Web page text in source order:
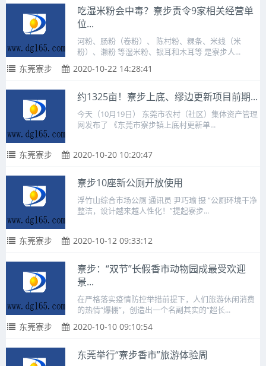
吃湿米粉会中毒？寮步责令9家相关经营单
位...
河粉、肠粉（卷粉）、 陈村粉、粿条、米线（米
粉）、濑粉 等湿米粉、银耳和木耳等 是寮步人...
东莞寮步 2020-10-22 14:28:41
约1325亩！寮步上底、缪边更新项目前期...
今天（10月19日） 东莞市农村（社区）集体资产管理
网发布了 《东莞市寮步镇上底村更新单...
东莞寮步 2020-10-20 10:20:47
寮步10座新公厕开放使用
浮竹山综合市场公厕 通讯员 尹巧瑜 摄 “公厕环境干净
整洁，设计越来越人性化！”提起寮步...
东莞寮步 2020-10-12 09:33:12
寮步：“双节”长假香市动物园成最受欢迎
景...
在严格落实疫情防控举措前提下，人们旅游休闲消费
的热情“爆棚”，创造出一个名副其实的“超长...
东莞寮步 2020-10-10 09:10:54
东莞举行“寮步香市”旅游体验周